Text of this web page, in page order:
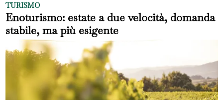
TURISMO
Enoturismo: estate a due velocità, domanda
stabile, ma più esigente